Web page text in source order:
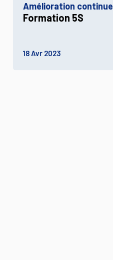
Amélioration continue
Formation 5S
18 Avr 2023